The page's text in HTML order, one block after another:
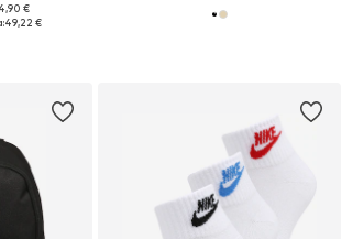
€
49,22 €